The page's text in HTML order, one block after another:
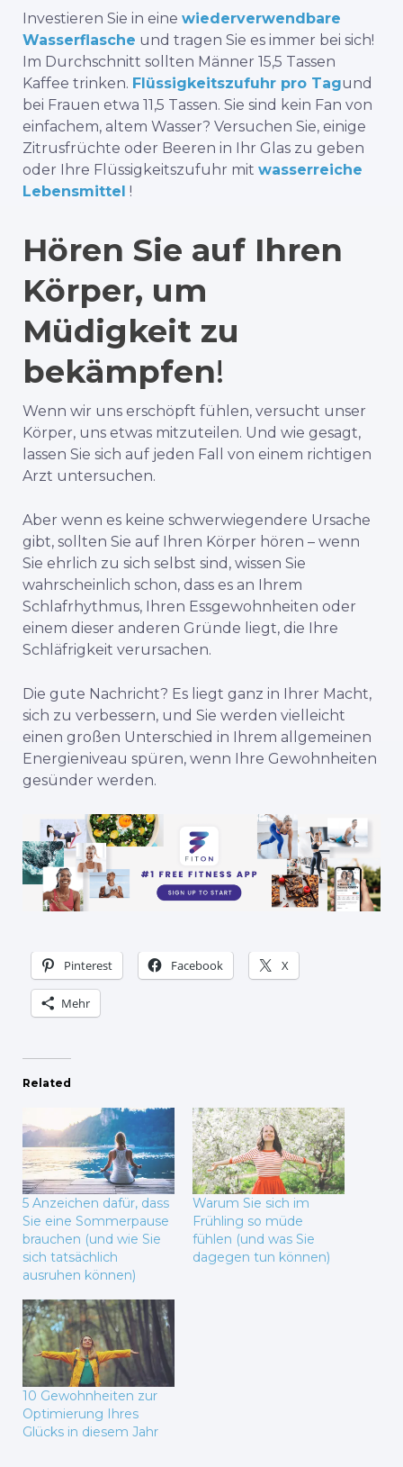
Investieren Sie in eine wiederverwendbare
Wasserflasche und tragen Sie es immer bei sich!
Im Durchschnitt sollten Männer 15,5 Tassen
Kaffee trinken. Flüssigkeitszufuhr pro Tagund
bei Frauen etwa 11,5 Tassen. Sie sind kein Fan von
einfachem, altem Wasser? Versuchen Sie, einige
Zitrusfrüchte oder Beeren in Ihr Glas zu geben
oder Ihre Flüssigkeitszufuhr mit wasserreiche
Lebensmittel !
Hören Sie auf Ihren
Körper, um
Müdigkeit zu
bekämpfen!
Wenn wir uns erschöpft fühlen, versucht unser
Körper, uns etwas mitzuteilen. Und wie gesagt,
lassen Sie sich auf jeden Fall von einem richtigen
Arzt untersuchen.
Aber wenn es keine schwerwiegendere Ursache
gibt, sollten Sie auf Ihren Körper hören – wenn
Sie ehrlich zu sich selbst sind, wissen Sie
wahrscheinlich schon, dass es an Ihrem
Schlafrhythmus, Ihren Essgewohnheiten oder
einem dieser anderen Gründe liegt, die Ihre
Schläfrigkeit verursachen.
Die gute Nachricht? Es liegt ganz in Ihrer Macht,
sich zu verbessern, und Sie werden vielleicht
einen großen Unterschied in Ihrem allgemeinen
Energieniveau spüren, wenn Ihre Gewohnheiten
gesünder werden.
Pinterest Facebook X
Mehr
Related
5 Anzeichen dafür, dass
Sie eine Sommerpause
brauchen (und wie Sie
sich tatsächlich
ausruhen können)
Warum Sie sich im
Frühling so müde
fühlen (und was Sie
dagegen tun können)
10 Gewohnheiten zur
Optimierung Ihres
Glücks in diesem Jahr